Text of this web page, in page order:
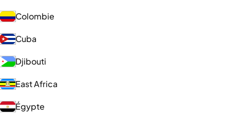
Colombie
Cuba
Djibouti
East Africa
Égypte